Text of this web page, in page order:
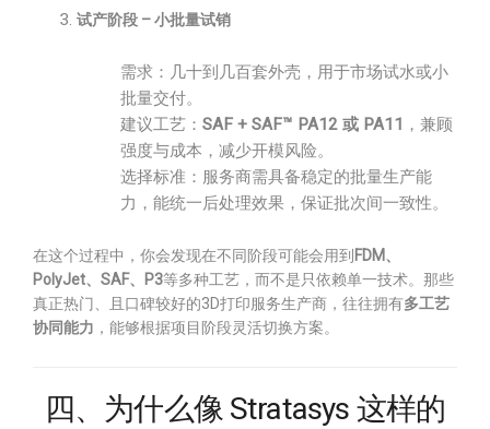
试产阶段 – 小批量试销
需求：几十到几百套外壳，用于市场试水或小
批量交付。
建议工艺： SAF + SAF™ PA12 或 PA11 ，兼顾
强度与成本，减少开模风险。
选择标准：服务商需具备稳定的批量生产能
力，能统一后处理效果，保证批次间一致性。
在这个过程中，你会发现在不同阶段可能会用到 FDM、
PolyJet、SAF、P3等多种工艺，而不是只依赖单一技术。那些
真正热门、且口碑较好的3D打印服务生产商，往往拥有多工艺
协同能力 ，能够根据项目阶段灵活切换方案。
四、为什么像 Stratasys 这样的